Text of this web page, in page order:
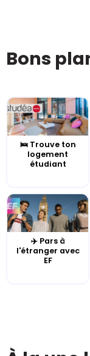
Bons
🛌 Trouve ton
logement
étudiant
✈️ Pars à
l'étranger avec
EF